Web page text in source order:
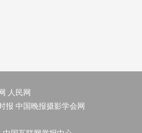
人民网
报 中国晚报摄影学会网